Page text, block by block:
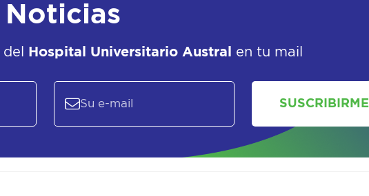
SOLICITAR UN ASESOR
Noticias
del Hospital Universitario Austral en tu mail
SUSCRIBIRME